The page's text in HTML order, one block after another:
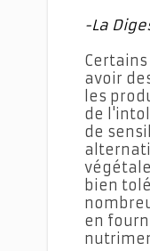
-La
avoir
les
de
de
bien
en